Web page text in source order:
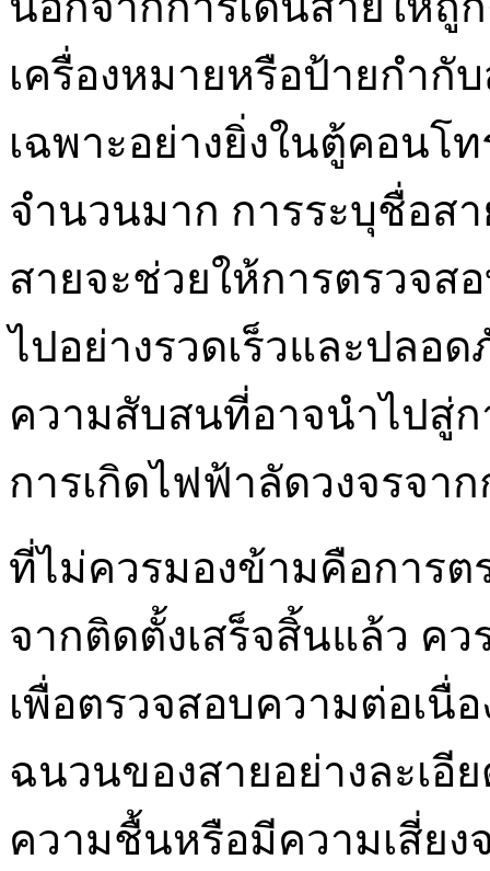
เครื่องหมายหรือป้ายกำกั
เฉพาะอย่างยิ่งในตู้คอนโ
จำนวนมาก การระบุชื่อส
สายจะช่วยให้การตรวจส
ไปอย่างรวดเร็วและปลอ
ความสับสนที่อาจนำไปสู่
การเกิดไฟฟ้าลัดวงจรจ
ที่ไม่ควรมองข้ามคือการ
จากติดตั้งเสร็จสิ้นแล้ว คว
เพื่อตรวจสอบความต่อเนื่
ฉนวนของสายอย่างละเอี
ความชื้นหรือมีความเสี่ยง